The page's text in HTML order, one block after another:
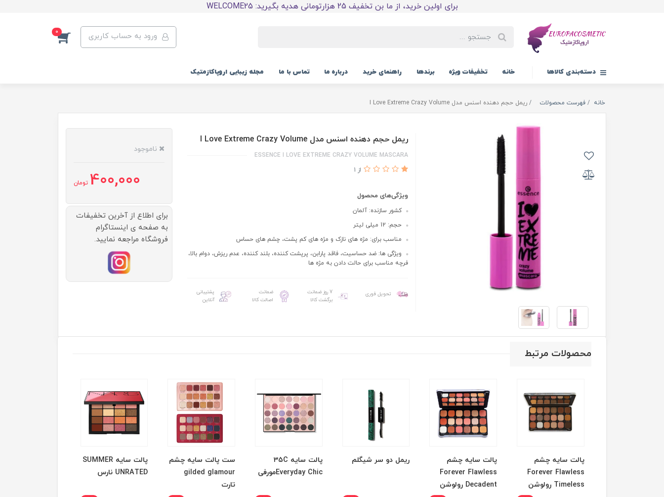
برای اولین خرید، از ما بن تخفیف 25 هزارتومانی هدیه بگیرید: WELCOME25
ورود به حساب کاربری 0
دسته‌بندی کالاها خانه تخفیفات ویژه برندها راهنمای خرید درباره ما تماس با ما مجله زیبایی اروپاکازمتیک
خانه فهرست محصولات ریمل حجم دهنده اسنس مدل I Love Extreme Crazy Volume
ریمل حجم دهنده اسنس مدل I Love Extreme Crazy Volume
ESSENCE I LOVE EXTREME CRAZY VOLUME MASCARA
از 1
ویژگی‌های محصول
کشور سازنده: آلمان
حجم: 12 میلی لیتر
مناسب برای: مژه های نازک و مژه های کم پشت، چشم های حساس
ویژگی ها: ضد حساسیت، فاقد پارابن، پرپشت کننده، بلند کننده، عدم ریزش، دوام بالا،
فرچه مناسب برای حالت دادن به مژه ها
تحویل فوری
7 روز ضمانت
برگشت کالا
ضمانت
اصالت کالا
پشتیبانی
آنلاین
ناموجود
400,000 تومان
برای اطلاع از آخرین تخفیفات
به صفحه ی اینستاگرام
فروشگاه مراجعه نمایید.
محصولات مرتبط
پالت سایه چشم
Forever Flawless
Timeless رولوشن
پالت سایه چشم
Forever Flawless
Decadent رولوشن
ریمل دو سر شیگلم
پالت سایه 35C
Everyday Chicمورفی
ست پالت سایه چشم
gilded glamour
تارت
پالت سایه SUMMER
UNRATED نارس